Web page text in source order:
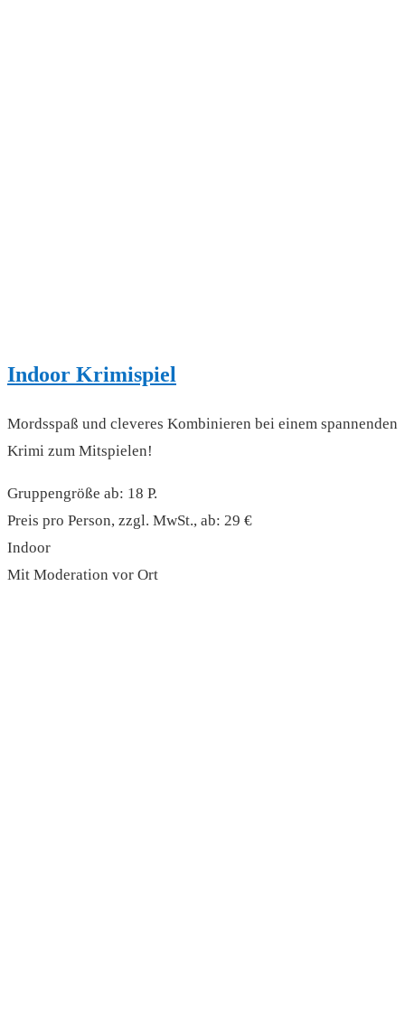
Indoor Krimispiel
Mordsspaß und cleveres Kombinieren bei einem spannenden
Krimi zum Mitspielen!
Gruppengröße ab: 18 P.
Preis pro Person, zzgl. MwSt., ab: 29 €
Indoor
Mit Moderation vor Ort